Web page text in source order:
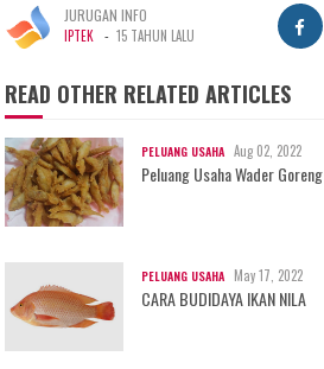
JURUGAN INFO
IPTEK - 15 TAHUN LALU
READ OTHER RELATED ARTICLES
PELUANG USAHA Aug 02, 2022
Peluang Usaha Wader Goreng
PELUANG USAHA May 17, 2022
CARA BUDIDAYA IKAN NILA